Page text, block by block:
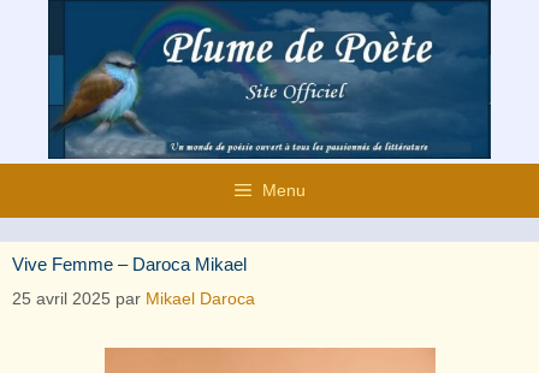
contenu
Menu
Vive Femme – Daroca Mikael
25 avril 2025 par Mikael Daroca